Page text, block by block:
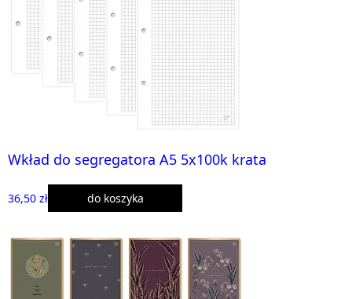
Wkład do segregatora A5 5x100k krata
36,50 zł do koszyka